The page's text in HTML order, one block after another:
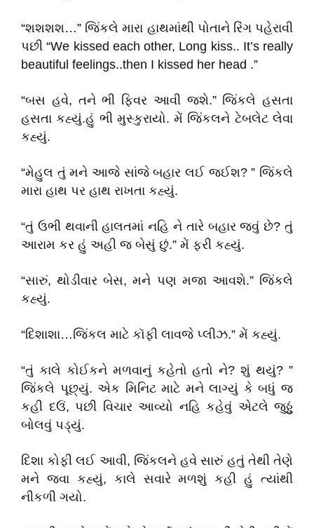
“શશશશ…” જિંકલે મારા હાથમાંથી પોતાને રિંગ પહેરાવી
પછી “We kissed each other, Long kiss.. It’s really
beautiful feelings..then I kissed her head .”
“બસ હવે, તને ભી ફિવર આવી જશે.” જિંકલે હસતા
હસતા કહ્યું.હું ભી મુસ્કુરાયો. મેં જિંકલને ટેબલેટ લેવા
કહ્યું.
“મેહુલ તું મને આજે સાંજે બહાર લઈ જઈશ? ” જિંકલે
મારા હાથ પર હાથ રાખતા કહ્યું.
“તું ઉભી થવાની હાલતમાં નહિ ને તારે બહાર જવું છે? તું
આરામ કર હું અહી જ બેસું છું.” મેં ફરી કહ્યું.
“સારું, થોડીવાર બેસ, મને પણ મજા આવશે.” જિંકલે
કહ્યું.
“દિશાશા…જિંકલ માટે કૉફી લાવજે પ્લીઝ.” મેં કહ્યું.
“તું કાલે કોઈકને મળવાનું કહેતો હતો ને? શું થયું? ”
જિંકલે પૂછ્યું. એક મિનિટ માટે મને લાગ્યું કે બધું જ
કહી દઉં, પછી વિચાર આવ્યો નહિ કહેવું એટલે જુઠ્ઠું
બોલવું પડ્યું.
દિશા કોફી લઈ આવી, જિંકલને હવે સારું હતું તેથી તેણે
મને જવા કહ્યું, કાલે સવારે મળશું કહી હું ત્યાંથી
નીકળી ગયો.